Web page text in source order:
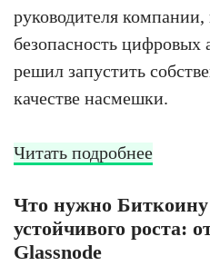
руководителя компании,
безопасность цифровых
решил запустить
качестве насмешки.
Читать подробнее
Что нужно Биткоину
устойчивого роста:
Glassnode